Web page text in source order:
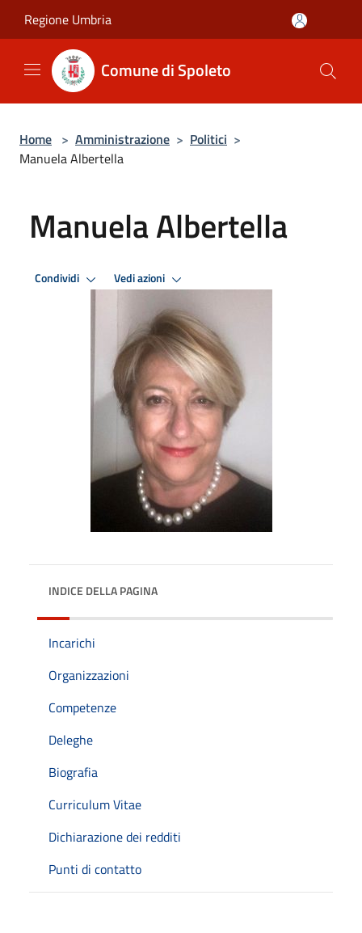
Regione Umbria
Comune di Spoleto
Home > Amministrazione > Politici >
Manuela Albertella
Manuela Albertella
Condividi Vedi azioni
INDICE DELLA PAGINA
Incarichi
Organizzazioni
Competenze
Deleghe
Biografia
Curriculum Vitae
Dichiarazione dei redditi
Punti di contatto